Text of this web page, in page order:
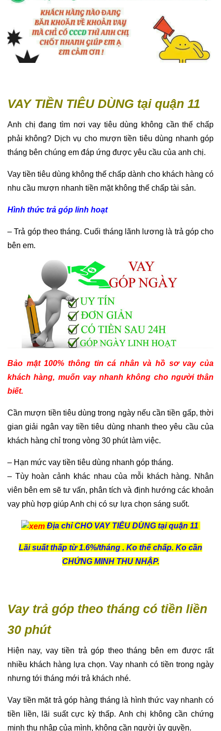
VAY TIỀN TIÊU DÙNG tại quận 11
Anh chị đang tìm nơi vay tiêu dùng không cần thế chấp
phải không? Dịch vụ cho mượn tiền tiêu dùng nhanh góp
tháng bên chúng em đáp ứng được yêu cầu của anh chị.
Vay tiền tiêu dùng không thế chấp dành cho khách hàng có
nhu cầu mượn nhanh tiền mặt không thế chấp tài sản.
Hình thức trả góp linh hoạt
– Trả góp theo tháng. Cuối tháng lãnh lương là trả góp cho
bên em.
Bảo mật 100% thông tin cá nhân và hồ sơ vay của
khách hàng, muốn vay nhanh không cho người thân
biết.
Cần mượn tiền tiêu dùng trong ngày nếu cần tiền gấp, thời
gian giải ngân vay tiền tiêu dùng nhanh theo yêu cầu của
khách hàng chỉ trong vòng 30 phút làm việc.
– Hạn mức vay tiền tiêu dùng nhanh góp tháng.
– Tùy hoàn cảnh khác nhau của mỗi khách hàng. Nhân
viên bên em sẽ tư vấn, phân tích và định hướng các khoản
vay phù hợp giúp Anh chị có sự lựa chọn sáng suốt.
Địa chỉ CHO VAY TIÊU DÙNG tại quận 11
Lãi suất thấp từ 1.6%/tháng . Ko thế chấp. Ko cần
CHỨNG MINH THU NHẬP.
Vay trả góp theo tháng có tiền liền
30 phút
Hiện nay, vay tiền trả góp theo tháng bên em được rất
nhiều khách hàng lựa chọn. Vay nhanh có tiền trong ngày
nhưng tới tháng mới trả khách nhé.
Vay tiền mặt trả góp hàng tháng là hình thức vay nhanh có
tiền liền, lãi suất cực kỳ thấp. Anh chị không cần chứng
minh thu nhập của mình, không cần người ủy quyền.